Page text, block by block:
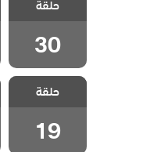
يدي مدبلج
الحلقة 30
حلقة
30
مسلسل لا تترك
يدي مدبلج
الحلقة 19
حلقة
19